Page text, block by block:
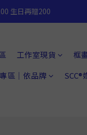
生日再贈200
工作室現貨
框
區｜依品牌
SCC®